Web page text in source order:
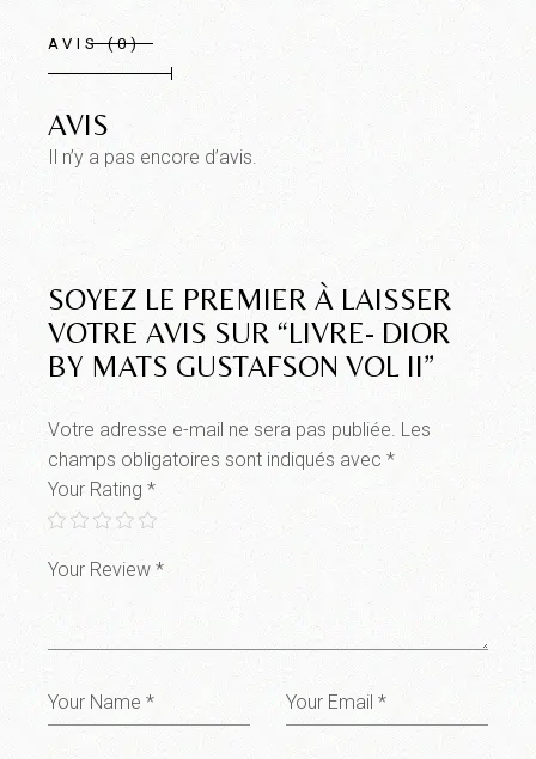
AVIS (0)
AVIS
Il n’y a pas encore d’avis.
SOYEZ LE PREMIER À LAISSER
VOTRE AVIS SUR “LIVRE- DIOR
BY MATS GUSTAFSON VOL II”
Votre adresse e-mail ne sera pas publiée. Les
champs obligatoires sont indiqués avec*
Your Rating*